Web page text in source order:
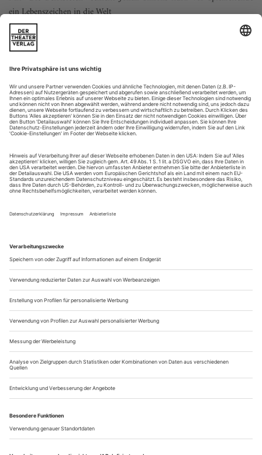
ein Lebenszeichen in die Welt
Ob sie das immer macht, wenn sie alleine ist? Oder ist es ein
Spleen aus den langen einsamen Wochen des Lockdowns? Die
Bühne im Bochumer Schauspielhaus hat sich verselbständigt.
Minutenlang spielt sie ganz allein und in Perfektion: Schwere
Bühnenzüge gleiten mit angeberischer Leichtigkeit auf und
ab, for­mieren sich zu Rahmen, Treppen, endlosen schwarzen
Ebenen,...
Freie Gruppen wie She She Pop, Rimini Protokoll, Gob Squad oder
Ginters­dorfer/Klaßen sind die Aushänge­schilder der Produk­
tionshäuser. Was, wenn sie über das System hinaus­wachsen, in dem sie
Theaterpreis ausgezeichnet wurde, fiel auf der Preisverleihung
die Floskel von der «Ankunft im Establishment». Gut
möglich, dass die belustigten Performerinnen sie sogar selbst
im Mund führten. Doch die Formulierung hatte auch einen
bitte­ren Beigeschmack. Nicht nur, dass die Gruppe das
Preisgeld in Höhe von...
Das Heilige und das Profane
Enis Maci im Gespräch über ihr neuen Stück «WUNDE R»
In der Münchner Fassung ist der Chor
verschwunden. Welche Funktion hat er in «WUNDE R»?
Enis MaciDie Gemeinschaft von Ichs, die sich im
Wohnzimmer der Derwischin Ha­tixhe versammeln, einer
tatsächlichen Pilger­innenstätte in Tirana, ist eine heterodoxe.